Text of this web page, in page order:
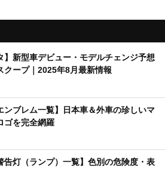
】新型車デビュー・モデルチェンジ予想
クープ｜2025年8月最新情報
ンブレム一覧】日本車＆外車の珍しいマ
ゴを完全網羅
告灯（ランプ）一覧】色別の危険度・表